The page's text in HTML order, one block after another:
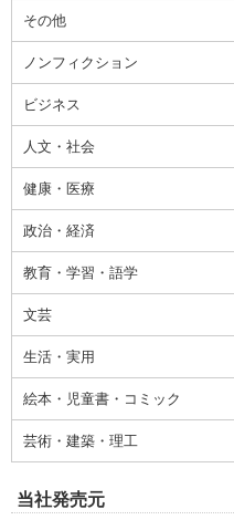
その他
ノンフィクション
ビジネス
人文・社会
健康・医療
政治・経済
教育・学習・語学
文芸
生活・実用
絵本・児童書・コミック
芸術・建築・理工
当社発売元